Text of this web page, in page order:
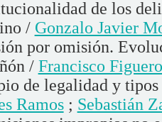
de los
/ Gonzalo Javier
por omisión.
/ Francisco
de legalidad y
Ramos; Sebastián